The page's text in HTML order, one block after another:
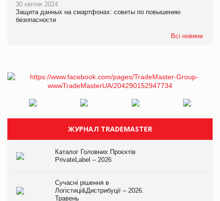
30 квітня 2024
Защита данных на смартфонах: советы по повышению
безопасности
Всі новини
ЖУРНАЛ TRADEMASTER
Каталог Головних Проєктів
PrivateLabel – 2026
Сучасні рішення в
Логістиці&Дистрибуції – 2026.
Травень